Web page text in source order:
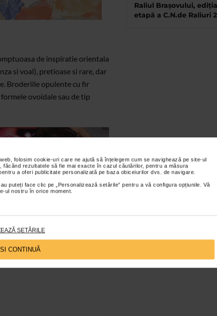
folosim cookie-uri care ne ajută să înțelegem cum se navighează pe site-ul
rezultatele să fie mai exacte în cazul căutărilor, pentru a măsura
a oferi publicitate personalizată pe baza obiceiurilor dvs. de navigare.
puteți face clic pe „Personalizează setările” pentru a vă configura opțiunile. Vă
ul nostru în orice moment.
SETĂRILE
CONTINUĂ
de inspiratie orientala
si voal), pretioase si rare, dar
Broderiile opulente cu fir
ovoidale sau de tip
Raliul Brașovului,
etapă a C.N.de Raliuri